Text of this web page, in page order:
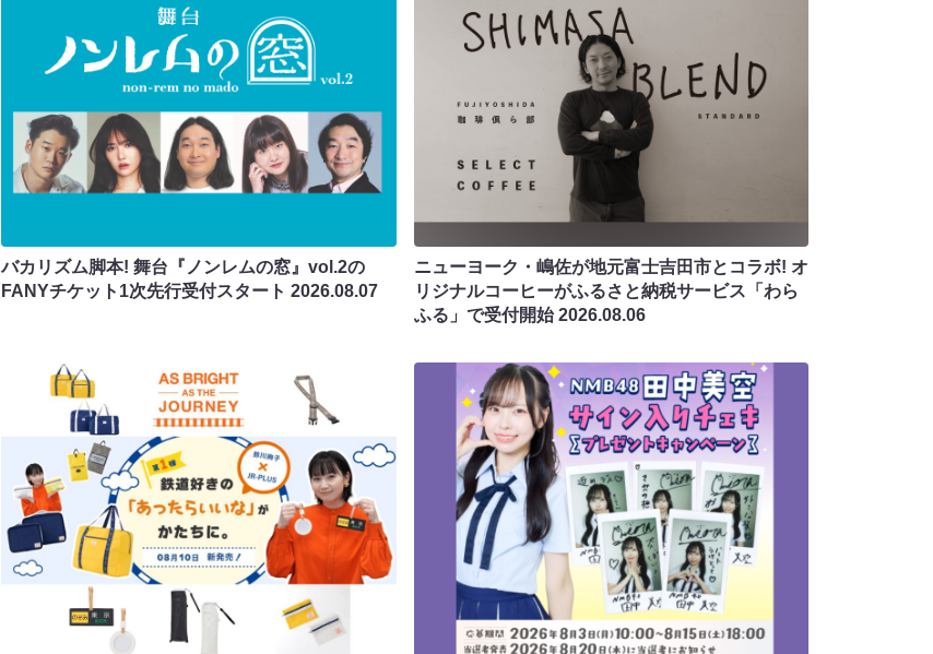
バカリズム脚本! 舞台『ノンレムの窓』vol.2の
FANYチケット1次先行受付スタート2026.08.07
ニューヨーク・嶋佐が地元富士吉田市とコラボ! オ
リジナルコーヒーがふるさと納税サービス「わら
ふる」で受付開始2026.08.06